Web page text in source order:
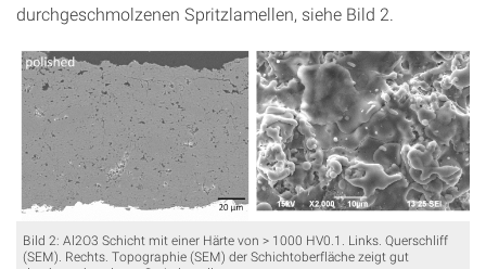
durchgeschmolzenen Spritzlamellen, siehe Bild 2.
Bild 2: Al2O3 Schicht mit einer Härte von > 1000 HV0.1. Links. Querschliff
(SEM). Rechts. Topographie (SEM) der Schichtoberfläche zeigt gut